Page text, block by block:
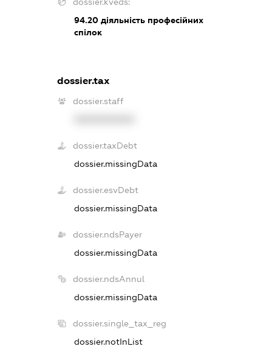
94.20діяльність професійних
спілок
dossier.tax
dossier.staff
dossier.taxDebt
dossier.missingData
dossier.esvDebt
dossier.missingData
dossier.ndsPayer
dossier.missingData
dossier.ndsAnnul
dossier.missingData
dossier.single_tax_reg
dossier.notInList